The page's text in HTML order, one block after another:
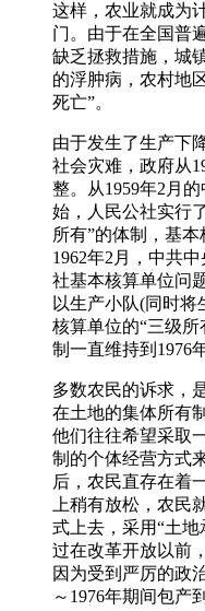
这样，农业就成为
门。由于在全国普
缺乏拯救措施，城
的浮肿病，农村地
死亡”。
由于发生了生产下
社会灾难，政府从
整。从1959年2月
始，人民公社实行
所有”的体制，基本
1962年2月，中共
社基本核算单位问
以生产小队(同时
核算单位的“三级
制一直维持到1976
多数农民的诉求，
在土地的集体所有
他们往往希望采取
制的个体经营方式
后，农民直存在着
上稍有放松，农民
式上去，采用“土
过在改革开放以前
因为受到严厉的政
～1976年期间包产